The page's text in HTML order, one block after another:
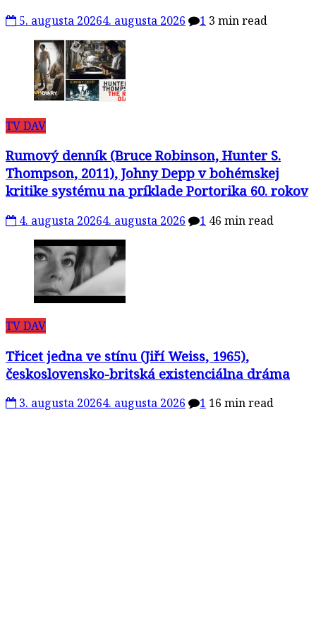
5. augusta 20264. augusta 2026 1 3 min read
TV DAV
Rumový denník (Bruce Robinson, Hunter S.
Thompson, 2011), Johny Depp v bohémskej
kritike systému na príklade Portorika 60. rokov
4. augusta 20264. augusta 2026 1 46 min read
TV DAV
Třicet jedna ve stínu (Jiří Weiss, 1965),
československo-britská existenciálna dráma
3. augusta 20264. augusta 2026 1 16 min read